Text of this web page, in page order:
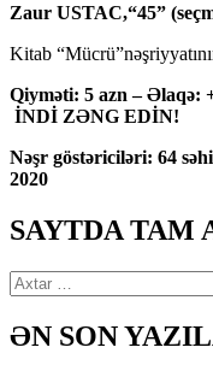
Zaur USTAC,“45”
Kitab
Qiyməti: 5 azn – Əlaqə:
İNDİ ZƏNG EDİN!
Nəşr göstəriciləri: 64
2020
SAYTDA TAM
Axtarış:
ƏN SON